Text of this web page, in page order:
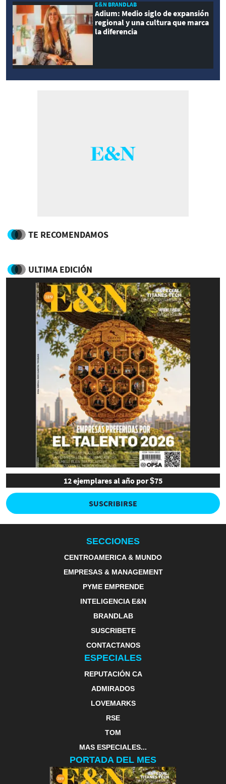
E&N BRANDLAB
Adium: Medio siglo de expansión
regional y una cultura que marca
la diferencia
TE RECOMENDAMOS
ULTIMA EDICIÓN
12 ejemplares al año por $75
SUSCRIBIRSE
SECCIONES
CENTROAMERICA & MUNDO
EMPRESAS & MANAGEMENT
PYME EMPRENDE
INTELIGENCIA E&N
BRANDLAB
SUSCRIBETE
CONTACTANOS
ESPECIALES
REPUTACIÓN CA
ADMIRADOS
LOVEMARKS
RSE
TOM
MAS ESPECIALES...
PORTADA DEL MES